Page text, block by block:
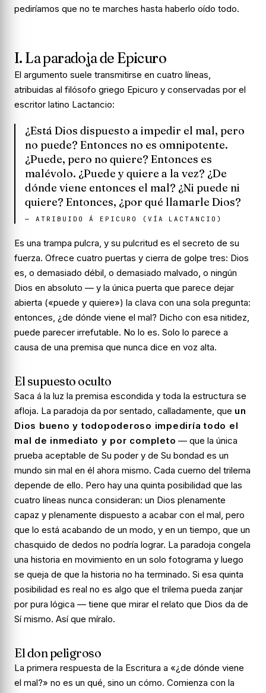
pediríamos que no te marches hasta haberlo oído todo.
I. La paradoja de Epicuro
El argumento suele transmitirse en cuatro líneas,
atribuidas al filósofo griego Epicuro y conservadas por el
escritor latino Lactancio:
¿Está Dios dispuesto a impedir el mal, pero
no puede? Entonces no es omnipotente.
¿Puede, pero no quiere? Entonces es
malévolo. ¿Puede y quiere a la vez? ¿De
dónde viene entonces el mal? ¿Ni puede ni
quiere? Entonces, ¿por qué llamarle Dios?
— ATRIBUIDO Á EPICURO (VÍA LACTANCIO)
Es una trampa pulcra, y su pulcritud es el secreto de su
fuerza. Ofrece cuatro puertas y cierra de golpe tres: Dios
es, o demasiado débil, o demasiado malvado, o ningún
Dios en absoluto — y la única puerta que parece dejar
abierta («puede y quiere») la clava con una sola pregunta:
entonces, ¿de dónde viene el mal? Dicho con esa nitidez,
puede parecer irrefutable. No lo es. Solo lo parece a
causa de una premisa que nunca dice en voz alta.
El supuesto oculto
Saca á la luz la premisa escondida y toda la estructura se
afloja. La paradoja da por sentado, calladamente, que un
Dios bueno y todopoderoso impediría todo el
mal de inmediato y por completo — que la única
prueba aceptable de Su poder y de Su bondad es un
mundo sin mal en él ahora mismo. Cada cuerno del trilema
depende de ello. Pero hay una quinta posibilidad que las
cuatro líneas nunca consideran: un Dios plenamente
capaz y plenamente dispuesto a acabar con el mal, pero
que lo está acabando de un modo, y en un tiempo, que un
chasquido de dedos no podría lograr. La paradoja congela
una historia en movimiento en un solo fotograma y luego
se queja de que la historia no ha terminado. Si esa quinta
posibilidad es real no es algo que el trilema pueda zanjar
por pura lógica — tiene que mirar el relato que Dios da de
Sí mismo. Así que míralo.
El don peligroso
La primera respuesta de la Escritura a «¿de dónde viene
el mal?» no es un qué, sino un cómo. Comienza con la